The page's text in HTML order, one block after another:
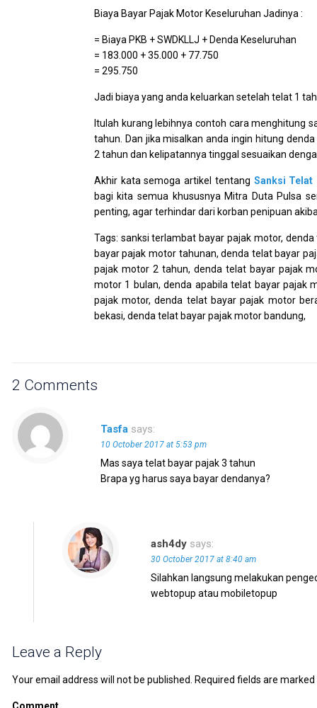
Biaya Bayar Pajak Motor Keseluruhan Jadinya :
= Biaya PKB + SWDKLLJ + Denda Keseluruhan
= 183.000 + 35.000 + 77.750
= 295.750
Jadi biaya yang anda keluarkan setelah telat 1
Itulah kurang lebihnya contoh cara menghitung
tahun. Dan jika misalkan anda ingin hitung
2 tahun dan kelipatannya tinggal sesuaikan
Akhir kata semoga artikel tentang Sanksi
bagi kita semua khususnya Mitra Duta Pulsa
penting, agar terhindar dari korban penipuan
Tags: sanksi terlambat bayar pajak motor,
bayar pajak motor tahunan, denda telat bayar
pajak motor 2 tahun, denda telat bayar pajak
motor 1 bulan, denda apabila telat bayar pajak
pajak motor, denda telat bayar pajak motor
bekasi, denda telat bayar pajak motor bandung,
2 Comments
Tasfa says:
10 October 2017 at 5:53 pm
Mas saya telat bayar pajak 3 tahun
Brapa yg harus saya bayar dendanya?
ash4dy says:
30 October 2017 at 8:40 am
Silahkan langsung melakukan
webtopup atau mobiletopup
Leave a Reply
Your email address will not be published. Required fields are marked
Comment